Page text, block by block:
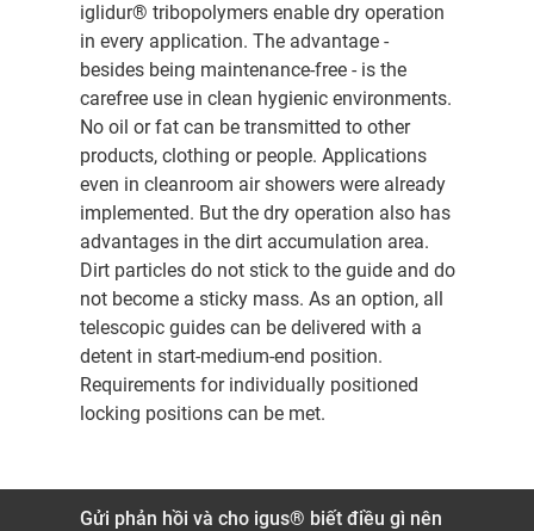
iglidur® tribopolymers enable dry operation
in every application. The advantage -
besides being maintenance-free - is the
carefree use in clean hygienic environments.
No oil or fat can be transmitted to other
products, clothing or people. Applications
even in cleanroom air showers were already
implemented. But the dry operation also has
advantages in the dirt accumulation area.
Dirt particles do not stick to the guide and do
not become a sticky mass. As an option, all
telescopic guides can be delivered with a
detent in start-medium-end position.
Requirements for individually positioned
locking positions can be met.
Gửi phản hồi và cho igus® biết điều gì nên